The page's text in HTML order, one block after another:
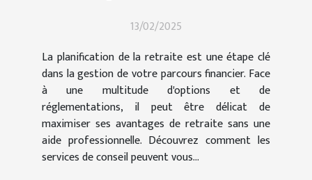
13/02/2025
La planification de la retraite est une étape clé
dans la gestion de votre parcours financier. Face
à une multitude d'options et de
réglementations, il peut être délicat de
maximiser ses avantages de retraite sans une
aide professionnelle. Découvrez comment les
services de conseil peuvent vous...